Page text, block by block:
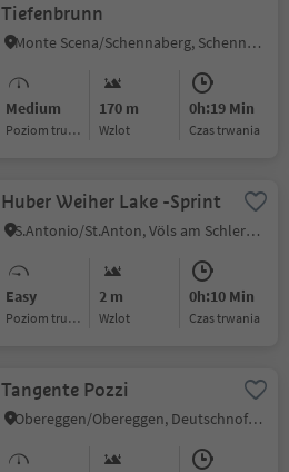
Tiefenbrunn
Monte Scena/Schennaberg, Schenna/Scena, Meran/Merano and environs
Medium
Poziom trudności
170 m
Wzlot
0h:19 Min
czas trwania
Huber Weiher Lake -Sprint
S.Antonio/St.Anton, Völs am Schlern/Fiè allo Sciliar, Dolomites Region Seiser Alm
Easy
Poziom trudności
2 m
Wzlot
0h:10 Min
czas trwania
Tangente Pozzi
Obereggen/Obereggen, Deutschnofen/Nova Ponente, Alto Adige Wine Road